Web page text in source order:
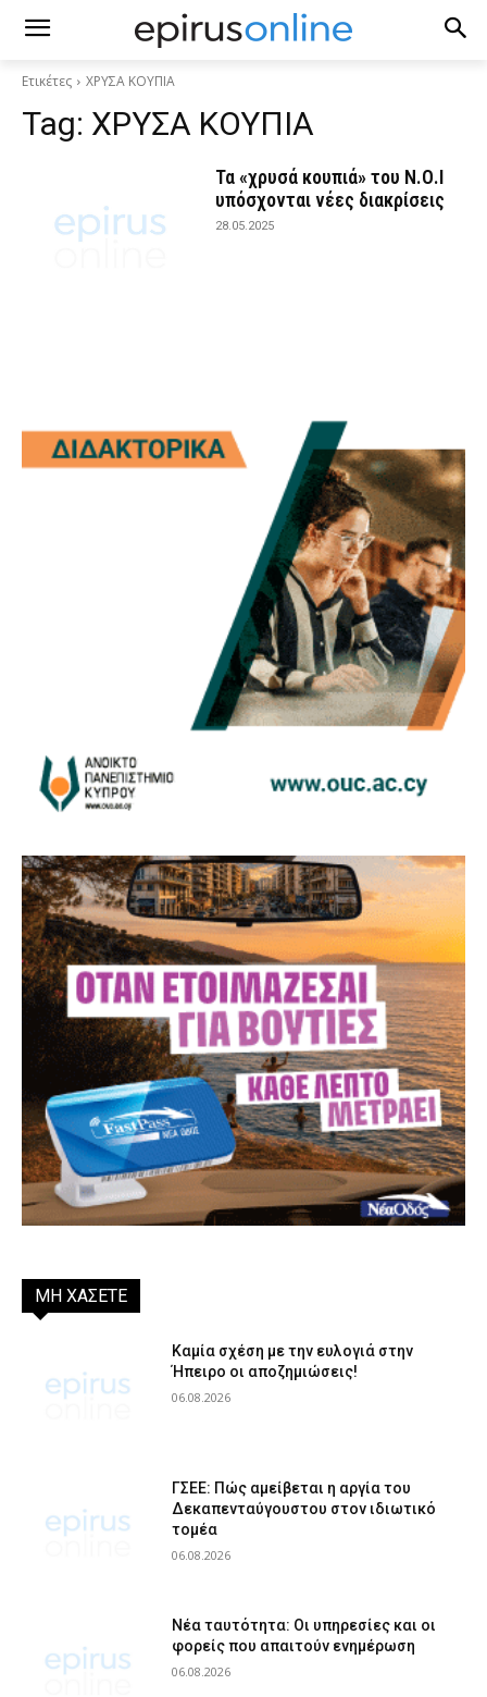
Ετικέτες ΧΡΥΣΑ ΚΟΥΠΙΑ
Tag: ΧΡΥΣΑ ΚΟΥΠΙΑ
Τα «χρυσά κουπιά» του Ν.Ο.Ι
υπόσχονται νέες διακρίσεις
28.05.2025
ΜΗ ΧΑΣΕΤΕ
Καμία σχέση με την ευλογιά στην
Ήπειρο οι αποζημιώσεις!
06.08.2026
ΓΣΕΕ: Πώς αμείβεται η αργία του
Δεκαπενταύγουστου στον ιδιωτικό
τομέα
06.08.2026
Νέα ταυτότητα: Οι υπηρεσίες και οι
φορείς που απαιτούν ενημέρωση
06.08.2026